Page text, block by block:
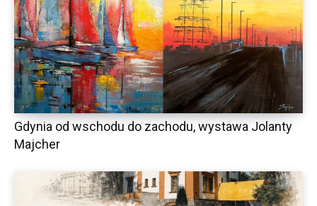
Gdynia od wschodu do zachodu, wystawa Jolanty
Majcher